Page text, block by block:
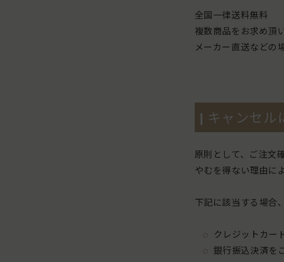
全国一律送料無料
複数商品をお求め頂
メーカー直送などの
キャンセル
原則として、ご注文
やむを得ない理由に
下記に該当する場合
クレジットカー
銀行振込決済を